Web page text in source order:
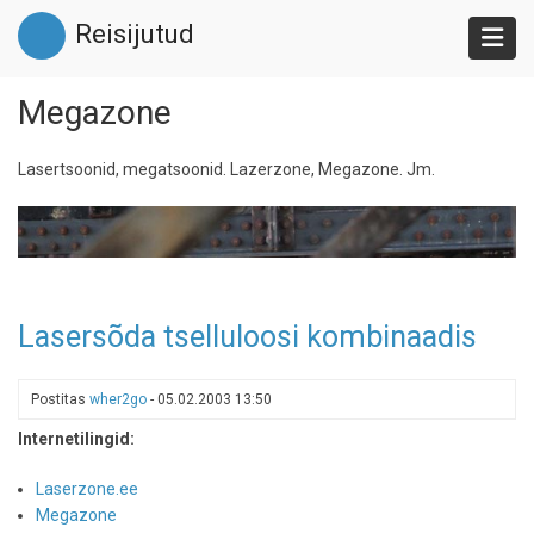
Liigu
edasi
põhisisu
Reisijutud
Megazone
Lasertsoonid, megatsoonid. Lazerzone, Megazone. Jm.
Lasersõda tselluloosi kombinaadis
Postitas wher2go - 05.02.2003 13:50
Internetilingid:
Laserzone.ee
Megazone